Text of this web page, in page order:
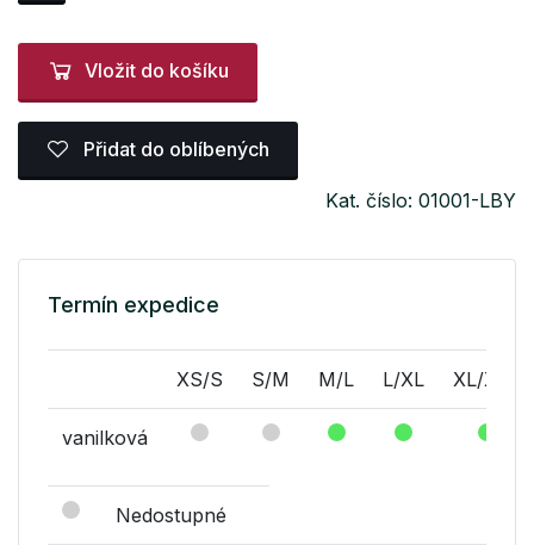
Vložit do košíku
Přidat do oblíbených
Kat. číslo: 01001-LBY
Termín expedice
XS/S S/M M/L L/XL XL/XXL
vanilková
Nedostupné